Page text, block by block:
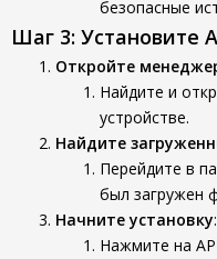
безопасные
Шаг 3: Установите
Откройте
Найдите и
устройстве.
Найдите
Перейдите в
был загружен
Начните установку:
Нажмите на